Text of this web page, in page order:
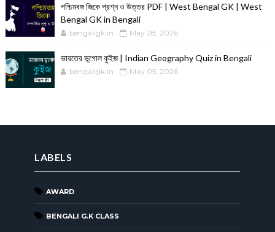
পশ্চিমবঙ্গ জিকে প্রশ্ন ও উত্তর PDF | West Bengal GK | West
Bengal GK in Bengali
bengaligk.in May 28, 2026
ভারতের ভূগোল কুইজ | Indian Geography Quiz in Bengali
bengaligk.in May 05, 2026
LABELS
AWARD
BENGALI G.K CLASS